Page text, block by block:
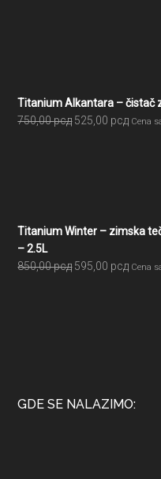
Titanium Alkantara – čistač
750,00рсд Originalna
525,00 рсд Cena
Titanium Winter – zimska
– 2.5L
850,00рсд Originalna
595,00 рсд Cena
GDE SE NALAZIMO: